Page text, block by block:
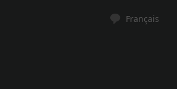
Français